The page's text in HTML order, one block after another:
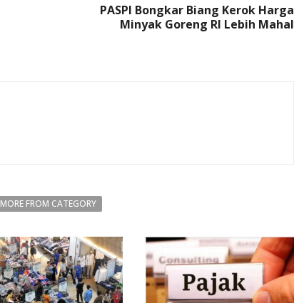
PASPI Bongkar Biang Kerok Harga
Minyak Goreng RI Lebih Mahal
MORE FROM CATEGORY